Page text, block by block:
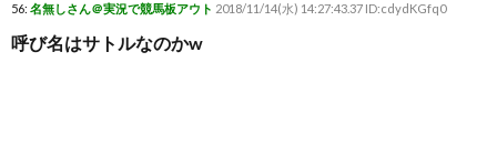
56: 名無しさん＠実況で競馬板アウト 2018/11/14(水) 14:27:43.37 ID:cdydKGfq0
呼び名はサトルなのかw